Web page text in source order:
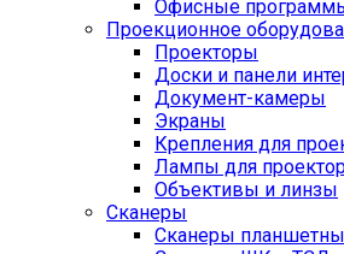
Офисные
Проекционное
Проекторы
Доски и панели
Документ-камеры
Экраны
Крепления для
Лампы для
Объективы и линзы
Сканеры
Сканеры